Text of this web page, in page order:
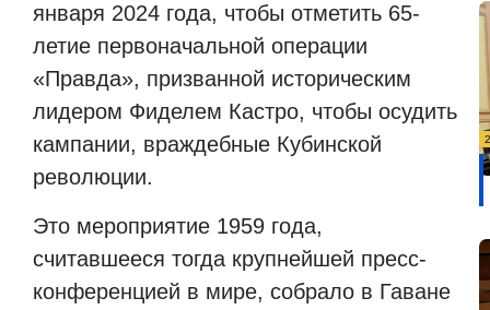
января 2024 года, чтобы отметить 65-
летие первоначальной операции
«Правда», призванной историческим
лидером Фиделем Кастро, чтобы осудить
кампании, враждебные Кубинской
революции.
Это мероприятие 1959 года,
считавшееся тогда крупнейшей пресс-
конференцией в мире, собрало в Гаване